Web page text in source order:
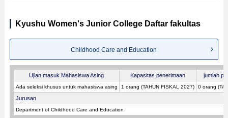
Kyushu Women's Junior College Daftar fakultas
Childhood Care and Education
Ujian masuk Mahasiswa Asing Kapasitas penerimaan jumlah
Ada seleksi khusus untuk mahasiswa asing 1 orang (TAHUN FISKAL 2027) 0 orang
Jurusan
Department of Childhood Care and Education